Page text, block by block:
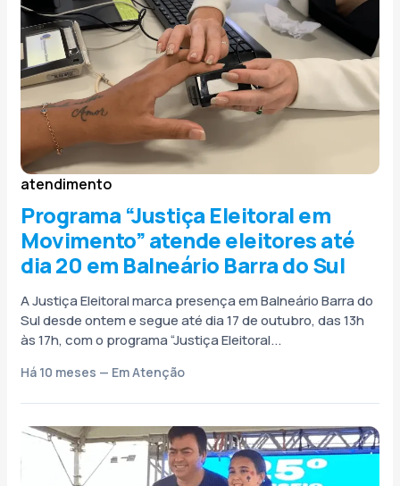
atendimento
Programa “Justiça Eleitoral em
Movimento” atende eleitores até
dia 20 em Balneário Barra do Sul
A Justiça Eleitoral marca presença em Balneário Barra do
Sul desde ontem e segue até dia 17 de outubro, das 13h
às 17h, com o programa “Justiça Eleitoral...
Há 10 meses — Em Atenção